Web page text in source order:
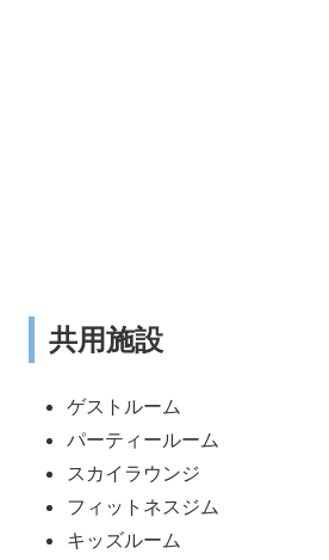
共用施設
ゲストルーム
パーティールーム
スカイラウンジ
フィットネスジム
キッズルーム